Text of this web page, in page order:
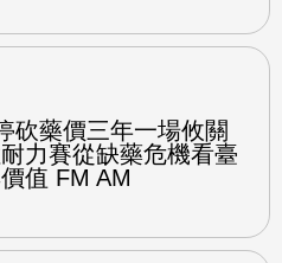
砍藥價三年一場攸關
力賽從缺藥危機看臺
值 FM AM